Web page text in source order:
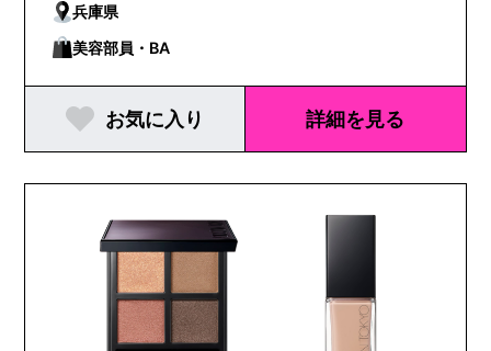
兵庫県
美容部員・BA
お気に入り 詳細を見る